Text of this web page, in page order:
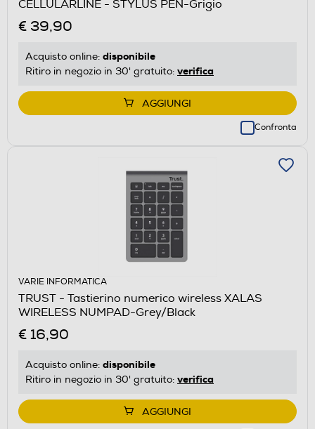
CELLULARLINE - STYLUS PEN-Grigio
€ 39,90
Acquisto online: disponibile
Ritiro in negozio in 30' gratuito: verifica
AGGIUNGI
Confronta
VARIE INFORMATICA
TRUST - Tastierino numerico wireless XALAS
WIRELESS NUMPAD-Grey/Black
€ 16,90
Acquisto online: disponibile
Ritiro in negozio in 30' gratuito: verifica
AGGIUNGI